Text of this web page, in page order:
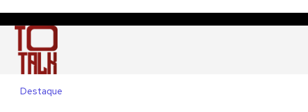
Destaque